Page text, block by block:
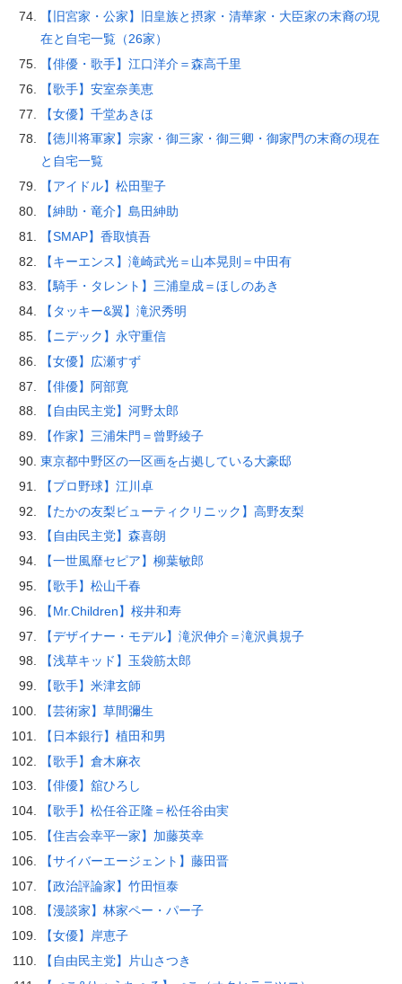
【旧宮家・公家】旧皇族と摂家・清華家・大臣家の末裔の現
在と自宅一覧（26家）
【俳優・歌手】江口洋介＝森高千里
【歌手】安室奈美恵
【女優】千堂あきほ
【徳川将軍家】宗家・御三家・御三卿・御家門の末裔の現在
と自宅一覧
【アイドル】松田聖子
【紳助・竜介】島田紳助
【SMAP】香取慎吾
【キーエンス】滝崎武光＝山本晃則＝中田有
【騎手・タレント】三浦皇成＝ほしのあき
【タッキー&翼】滝沢秀明
【ニデック】永守重信
【女優】広瀬すず
【俳優】阿部寛
【自由民主党】河野太郎
【作家】三浦朱門＝曾野綾子
東京都中野区の一区画を占拠している大豪邸
【プロ野球】江川卓
【たかの友梨ビューティクリニック】高野友梨
【自由民主党】森喜朗
【一世風靡セピア】柳葉敏郎
【歌手】松山千春
【Mr.Children】桜井和寿
【デザイナー・モデル】滝沢伸介＝滝沢眞規子
【浅草キッド】玉袋筋太郎
【歌手】米津玄師
【芸術家】草間彌生
【日本銀行】植田和男
【歌手】倉木麻衣
【俳優】舘ひろし
【歌手】松任谷正隆＝松任谷由実
【住吉会幸平一家】加藤英幸
【サイバーエージェント】藤田晋
【政治評論家】竹田恒泰
【漫談家】林家ペー・パー子
【女優】岸恵子
【自由民主党】片山さつき